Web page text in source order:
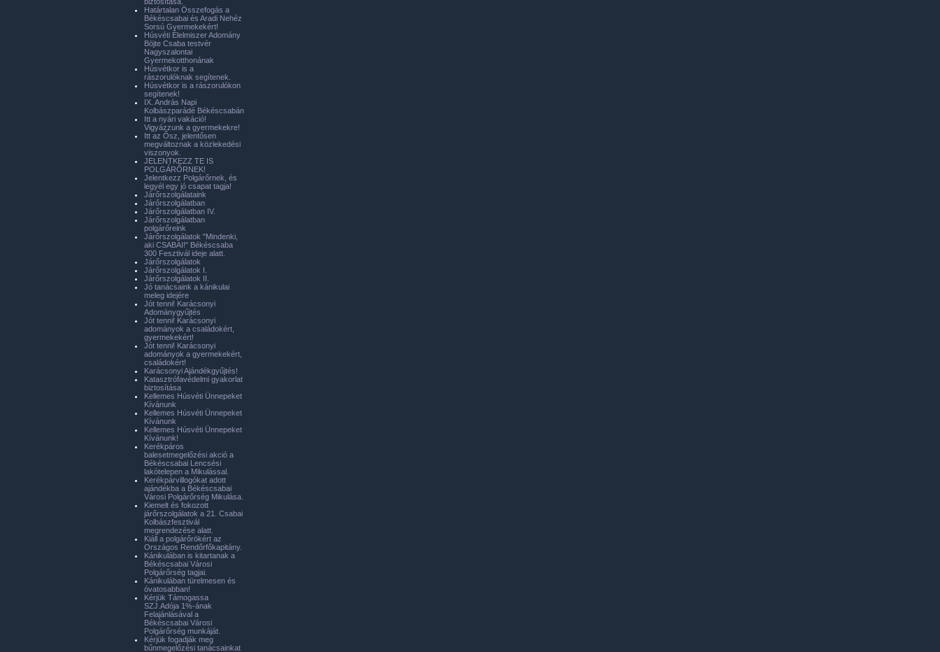
Határtalan Összefogás a
Békéscsabai és Aradi Nehéz
Sorsú Gyermekekért!
Húsvéti Élelmiszer Adomány
Böjte Csaba testvér
Nagyszalontai
Gyermekotthonának
Húsvétkor is a
rászorulóknak segítenek.
Húsvétkor is a rászorulókon
segítenek!
IX. András Napi
Kolbászparádé Békéscsabán
Itt a nyári vakáció!
Vigyázzunk a gyermekekre!
Itt az Ősz, jelentősen
megváltoznak a közlekedési
viszonyok.
JELENTKEZZ TE IS
POLGÁRŐRNEK!
Jelentkezz Polgárőrnek, és
legyél egy jó csapat tagja!
Járőrszolgálataink
Járőrszolgálatban
Járőrszolgálatban IV.
Járőrszolgálatban
polgárőreink
Járőrszolgálatok "Mindenki,
aki CSABAI!" Békéscsaba
300 Fesztivál ideje alatt.
Járőrszolgálatok
Járőrszolgálatok I.
Járőrszolgálatok II.
Jó tanácsaink a kánikulai
meleg idejére
Jót tenni! Karácsonyi
Adománygyűjtés
Jót tenni! Karácsonyi
adományok a családokért,
gyermekekért!
Jót tenni! Karácsonyi
adományok a gyermekekért,
családokért!
Karácsonyi Ajándékgyűjtés!
Katasztrófavédelmi gyakorlat
biztosítása
Kellemes Húsvéti Ünnepeket
Kívánunk
Kellemes Húsvéti Ünnepeket
Kívánunk
Kellemes Húsvéti Ünnepeket
Kívánunk!
Kerékpáros
balesetmegelőzési akció a
Békéscsabai Lencsési
lakótelepen a Mikulással.
Kerékpárvillogókat adott
ajándékba a Békéscsabai
Városi Polgárőrség Mikulása.
Kiemelt és fokozott
járőrszolgálatok a 21. Csabai
Kolbászfesztivál
megrendezése alatt.
Kiáll a polgárőrökért az
Országos Rendőrfőkapitány.
Kánikulában is kitartanak a
Békéscsabai Városi
Polgárőrség tagjai.
Kánikulában türelmesen és
óvatosabban!
Kérjük Támogassa
SZJ.Adója 1%-ának
Felajánlásával a
Békéscsabai Városi
Polgárőrség munkáját.
Kérjük fogadják meg
bűnmegelőzési tanácsainkat